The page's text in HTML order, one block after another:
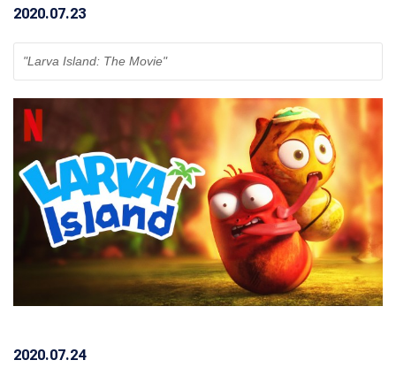
2020.07.23
"Larva Island: The Movie"
2020.07.24